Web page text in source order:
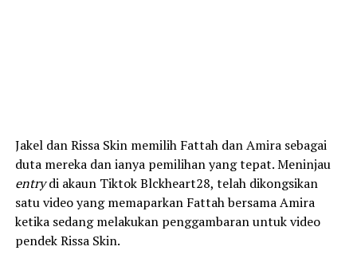
Jakel dan Rissa Skin memilih Fattah dan Amira sebagai
duta mereka dan ianya pemilihan yang tepat. Meninjau
entrydi akaun Tiktok Blckheart28, telah dikongsikan
satu video yang memaparkan Fattah bersama Amira
ketika sedang melakukan penggambaran untuk video
pendek Rissa Skin.